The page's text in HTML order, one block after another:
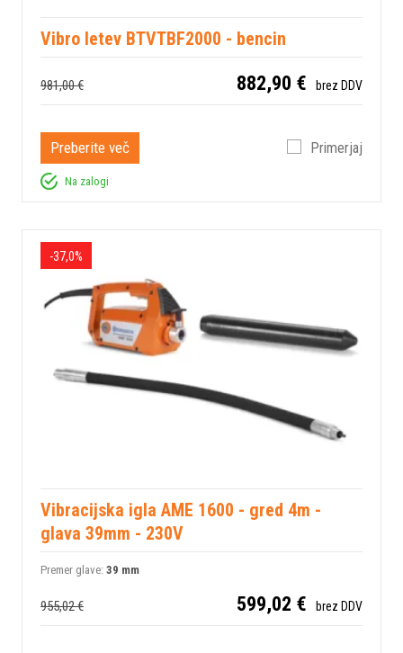
Vibro letev BTVTBF2000 - bencin
981,00 € 882,90 € brez DDV
Preberite več Primerjaj
Na zalogi
-37,0%
Vibracijska igla AME 1600 - gred 4m -
glava 39mm - 230V
Premer glave: 39 mm
955,02 € 599,02 € brez DDV